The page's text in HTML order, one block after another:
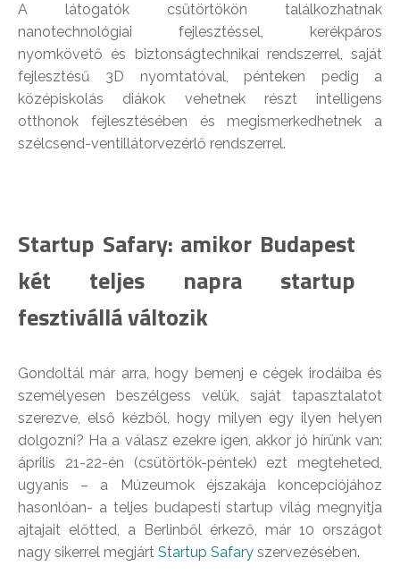
A látogatók csütörtökön találkozhatnak
nanotechnológiai fejlesztéssel, kerékpáros
nyomkövető és biztonságtechnikai rendszerrel, saját
fejlesztésű 3D nyomtatóval, pénteken pedig a
középiskolás diákok vehetnek részt intelligens
otthonok fejlesztésében és megismerkedhetnek a
szélcsend-ventillátorvezérlő rendszerrel.
Startup Safary: amikor Budapest
két teljes napra startup
fesztivállá változik
Gondoltál már arra, hogy bemenj e cégek irodáiba és
személyesen beszélgess velük, saját tapasztalatot
szerezve, első kézből, hogy milyen egy ilyen helyen
dolgozni? Ha a válasz ezekre igen, akkor jó hírünk van:
április 21-22-én (csütörtök-péntek) ezt megteheted,
ugyanis – a Múzeumok éjszakája koncepciójához
hasonlóan- a teljes budapesti startup világ megnyitja
ajtajait előtted, a Berlinből érkező, már 10 országot
nagy sikerrel megjárt Startup Safary szervezésében.